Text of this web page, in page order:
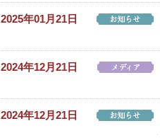
2025年01月21日
2024年12月21日
2024年12月21日